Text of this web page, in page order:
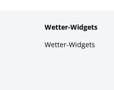
Wetter-Widgets
Wetter-Widgets